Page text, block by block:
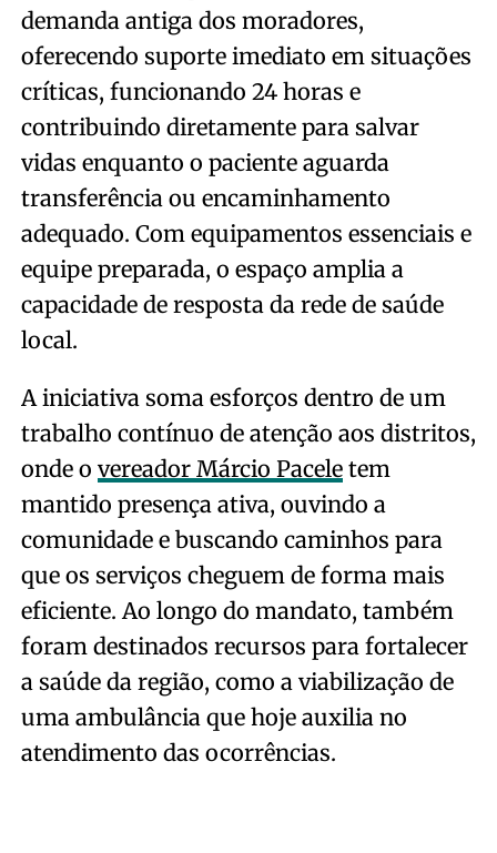
demanda antiga dos moradores,
oferecendo suporte imediato em situações
críticas, funcionando 24 horas e
contribuindo diretamente para salvar
vidas enquanto o paciente aguarda
transferência ou encaminhamento
adequado. Com equipamentos essenciais e
equipe preparada, o espaço amplia a
capacidade de resposta da rede de saúde
local.
A iniciativa soma esforços dentro de um
trabalho contínuo de atenção aos distritos,
onde o vereador Márcio Paceletem
mantido presença ativa, ouvindo a
comunidade e buscando caminhos para
que os serviços cheguem de forma mais
eficiente. Ao longo do mandato, também
foram destinados recursos para fortalecer
a saúde da região, como a viabilização de
uma ambulância que hoje auxilia no
atendimento das ocorrências.